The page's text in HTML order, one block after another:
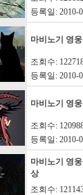
등록일: 2010-
마비노기 영
조회수:
등록일: 2010-
마비노기 영
조회수:
등록일: 2010-
마비노기 영
상
조회수: